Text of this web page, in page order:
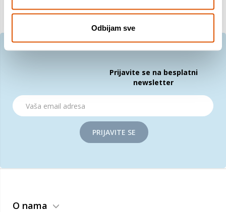
Odbijam sve
Prijavite se na besplatni
newsletter
PRIJAVITE SE
O nama